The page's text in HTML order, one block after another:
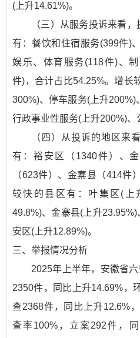
(上升14.61%)。
（三）从服务投诉来看
有：餐饮和住宿服务(399件)
娱乐、体育服务(118件)、
件)，合计占比54.25%。增长
300%)、停车服务(上升200%)
行政事业性服务(上升200%)、
（四）从投诉的地区来
有：裕安区（1340件）、
（623件）、金寨县（414件
较快的县区有：叶集区(上
49.8%)、金寨县(上升
安区(上升12.89%)。
三、举报情况分析
2025年上半年，安徽省
2350件，同比上升14.69%，
查2368件，同比上升12.6%
查率100%，立案292件，